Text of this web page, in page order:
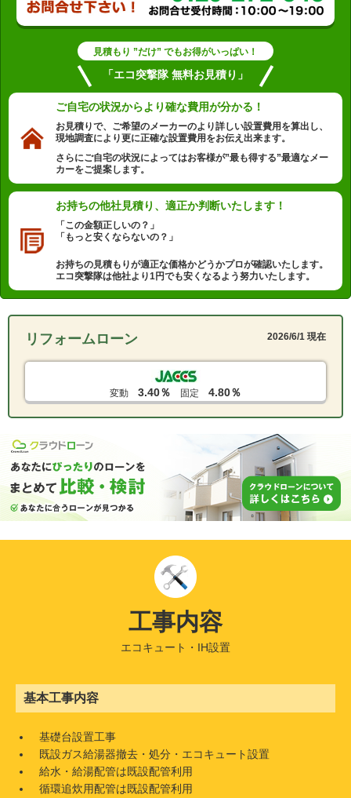
見積もり ”だけ” でもお得がいっぱい！
「エコ突撃隊 無料お見積り」
ご自宅の状況からより確な費用が分かる！
お見積りで、ご希望のメーカーのより詳しい設置費用を算出し、
現地調査により更に正確な設置費用をお伝え出来ます。
さらにご自宅の状況によってはお客様が”最も得する”最適なメー
カーをご提案します。
お持ちの他社見積り、 適正か判断いたします！
「この金額正しいの？」
「もっと安くならないの？」
お持ちの見積もりが適正な価格かどうかプロが確認いたします。
エコ突撃隊は他社より1円でも安くなるよう努力いたします。
リフォームローン 2026/6/1 現在
変動 3.40％ 固定 4.80％
工事内容
エコキュート・IH設置
基本工事内容
基礎台設置工事
既設ガス給湯器撤去・処分・エコキュート設置
給水・給湯配管は既設配管利用
循環追炊用配管は既設配管利用